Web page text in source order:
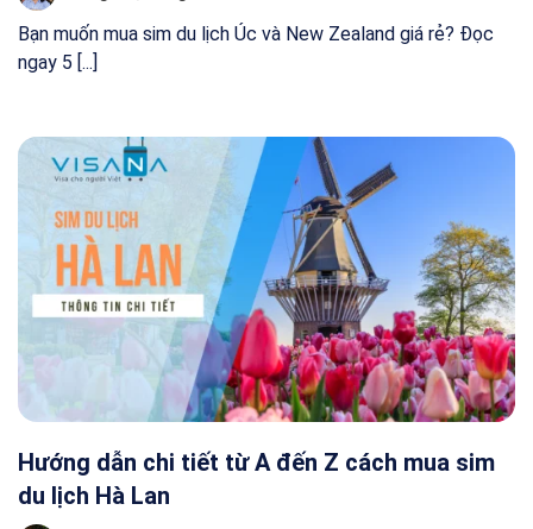
Bạn muốn mua sim du lịch Úc và New Zealand giá rẻ? Đọc
ngay 5 [...]
Hướng dẫn chi tiết từ A đến Z cách mua sim
du lịch Hà Lan